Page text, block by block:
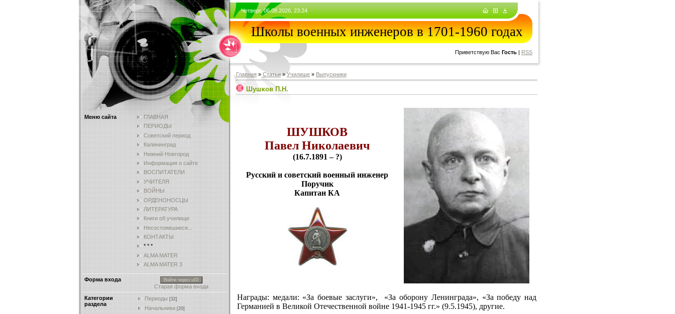
Меню сайта
ГЛАВНАЯ
ПЕРИОДЫ
Советский период
Калининград
Нижний Новгород
Информация о сайте
ВОСПИТАТЕЛИ
УЧИТЕЛЯ
ВОЙНЫ
ОРДЕНОНОСЦЫ
ЛИТЕРАТУРА
Книги об училище
Несостоявшиеся...
КОНТАКТЫ
* * *
ALMA MATER
ALMA MATER 3
Форма входа Войти через uID
Старая форма входа
Категории
раздела
Периоды [32]
Начальники [20]
Четверг, 06.08.2026, 23:24
Школы военных инженеров в 1701-1960 годах
Приветствую Вас Гость | RSS
Главная » Статьи »Училищe » Выпускники
Шушков П.Н.
ШУШКОВ
Павел Николаевич
(16.7.1891 – ?)
Русский и советский военный инженер
Поручик
Капитан КА
Награды: медали: «За боевые заслуги»,
«За оборону Ленинграда», «За победу над
Германией в Великой Отечественной войне 1941-1945 гг.» (9.5.1945), другие.